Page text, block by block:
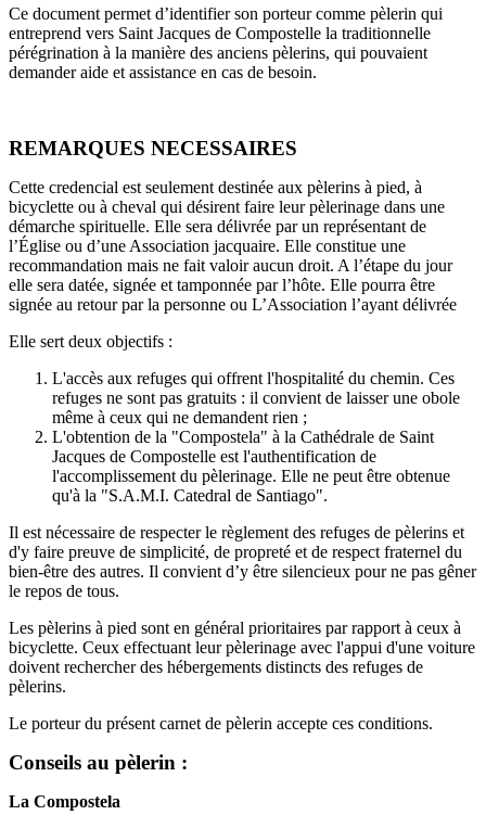
Ce document permet d’identifier son porteur comme pèlerin qui
entreprend vers Saint Jacques de Compostelle la traditionnelle
pérégrination à la manière des anciens pèlerins, qui pouvaient
demander aide et assistance en cas de besoin.
REMARQUES NECESSAIRES
Cette credencial est seulement destinée aux pèlerins à pied, à
bicyclette ou à cheval qui désirent faire leur pèlerinage dans une
démarche spirituelle. Elle sera délivrée par un représentant de
l’Église ou d’une Association jacquaire. Elle constitue une
recommandation mais ne fait valoir aucun droit. A l’étape du jour
elle sera datée, signée et tamponnée par l’hôte. Elle pourra être
signée au retour par la personne ou L’Association l’ayant délivrée
Elle sert deux objectifs :
L'accès aux refuges qui offrent l'hospitalité du chemin. Ces
refuges ne sont pas gratuits : il convient de laisser une obole
même à ceux qui ne demandent rien ;
L'obtention de la "Compostela" à la Cathédrale de Saint
Jacques de Compostelle est l'authentification de
l'accomplissement du pèlerinage. Elle ne peut être obtenue
qu'à la "S.A.M.I. Catedral de Santiago".
Il est nécessaire de respecter le règlement des refuges de pèlerins et
d'y faire preuve de simplicité, de propreté et de respect fraternel du
bien-être des autres. Il convient d’y être silencieux pour ne pas gêner
le repos de tous.
Les pèlerins à pied sont en général prioritaires par rapport à ceux à
bicyclette. Ceux effectuant leur pèlerinage avec l'appui d'une voiture
doivent rechercher des hébergements distincts des refuges de
pèlerins.
Le porteur du présent carnet de pèlerin accepte ces conditions.
Conseils au pèlerin :
La Compostela